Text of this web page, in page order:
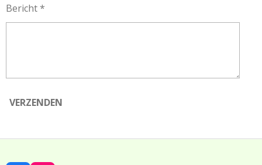
Bericht *
VERZENDEN